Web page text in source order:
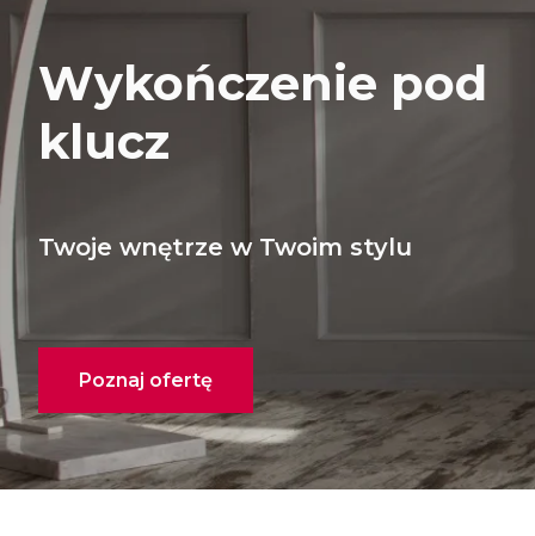
Wykończenie pod
klucz
Twoje wnętrze w Twoim stylu
Poznaj ofertę